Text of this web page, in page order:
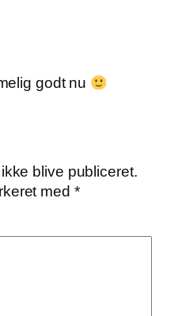
godt nu
blive publiceret.
med *